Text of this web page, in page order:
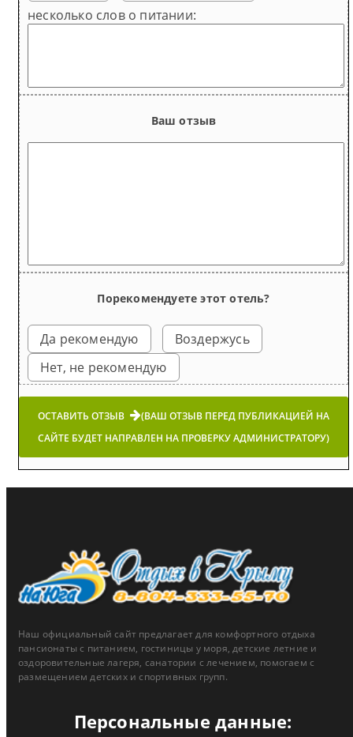
несколько слов о питании:
Ваш отзыв
Порекомендуете этот отель?
Да рекомендую
Воздержусь
Нет, не рекомендую
ОСТАВИТЬ ОТЗЫВ
(ВАШ ОТЗЫВ ПЕРЕД ПУБЛИКАЦИЕЙ НА
САЙТЕ БУДЕТ НАПРАВЛЕН НА ПРОВЕРКУ АДМИНИСТРАТОРУ)
Наш официальный сайт предлагает для комфортного отдыха
пансионаты с питанием, гостиницы у моря, детские летние и
оздоровительные лагеря, санатории с лечением, помогаем с
размещением детских и спортивных групп.
Персональные данные: